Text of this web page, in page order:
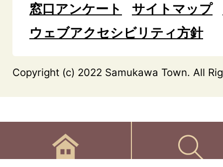
窓口アンケート
サイトマップ
ウェブアクセシビリティ方針
Copyright (c) 2022 Samukawa Town. All